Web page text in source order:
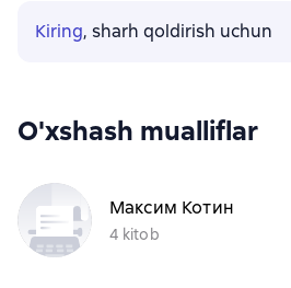
Kiring, sharh qoldirish uchun
O'xshash mualliflar
Максим Котин
4 kitob